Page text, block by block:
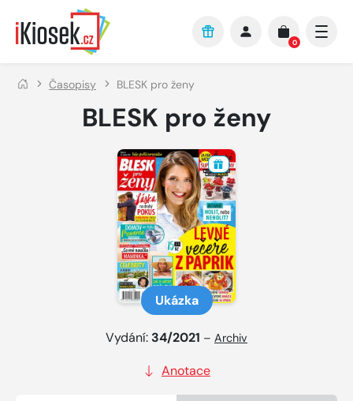
Přejít na hlavní obsah
0
Časopisy BLESK pro ženy
BLESK pro ženy
Ukázka
Vydání: 34/2021 – Archiv
Anotace